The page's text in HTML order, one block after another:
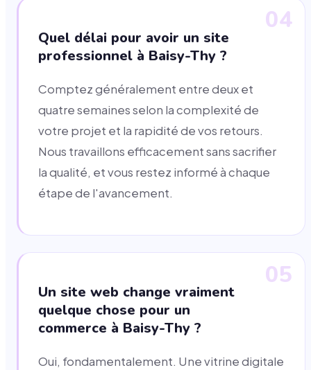
04
Quel délai pour avoir un site
professionnel à Baisy-Thy ?
Comptez généralement entre deux et
quatre semaines selon la complexité de
votre projet et la rapidité de vos retours.
Nous travaillons efficacement sans sacrifier
la qualité, et vous restez informé à chaque
étape de l'avancement.
05
Un site web change vraiment
quelque chose pour un
commerce à Baisy-Thy ?
Oui, fondamentalement. Une vitrine digitale